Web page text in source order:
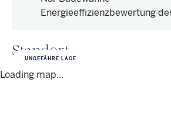
Energieeffizienzbewertung
Standort
Loading map...
UNGEFÄHRE LAGE